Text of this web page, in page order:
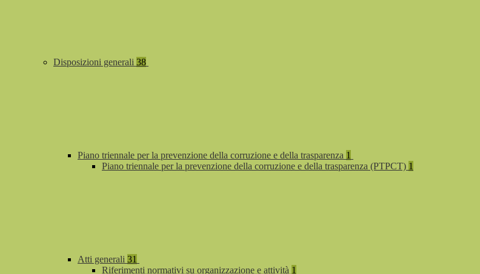
Disposizioni generali 38
Piano triennale per la prevenzione della corruzione e della trasparenza 1
Piano triennale per la prevenzione della corruzione e della trasparenza (PTPCT) 1
Atti generali 31
Riferimenti normativi su organizzazione e attività 1